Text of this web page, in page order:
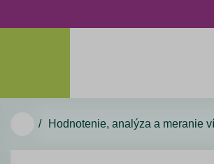
Hodnotenie, analýza a meranie